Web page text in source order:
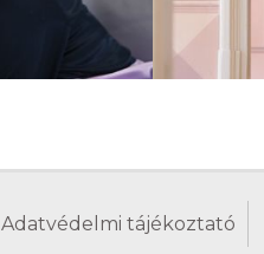
Adatvédelmi tájékoztató